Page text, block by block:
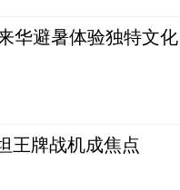
华避暑体验独特文化
王牌战机成焦点